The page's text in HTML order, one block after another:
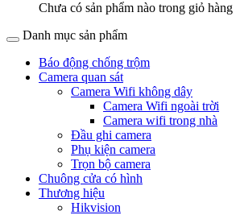
Chưa có sản phẩm nào trong giỏ hàng
Danh mục sản phẩm
Báo động chống trộm
Camera quan sát
Camera Wifi không dây
Camera Wifi ngoài trời
Camera wifi trong nhà
Đầu ghi camera
Phụ kiện camera
Trọn bộ camera
Chuông cửa có hình
Thương hiệu
Hikvision